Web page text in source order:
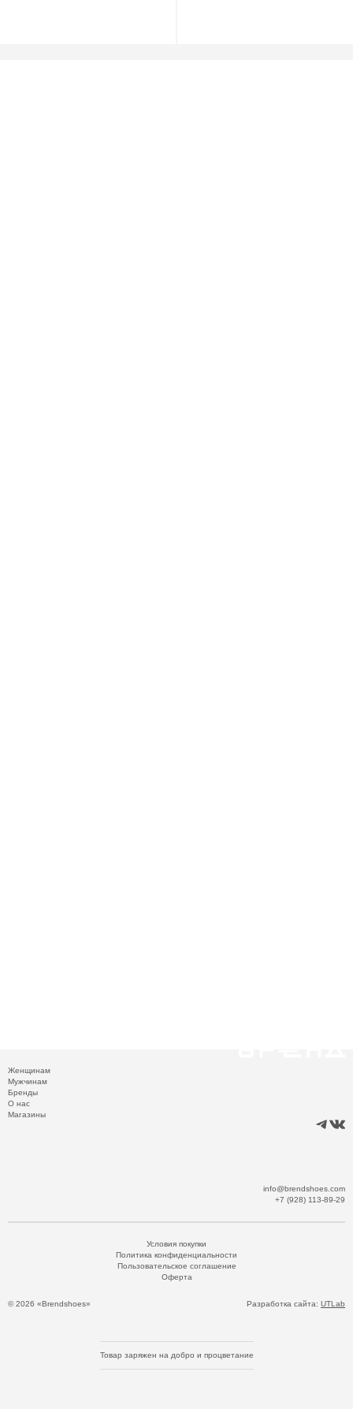
Женщинам
Мужчинам
Бренды
О нас
Магазины
info@brendshoes.com
+7 (928) 113-89-29
© 2026 «Brendshoes»
Условия покупки
Политика конфиденциальности
Пользовательское соглашение
Оферта
Разработка сайта: UTLab
Товар заряжен на добро и процветание